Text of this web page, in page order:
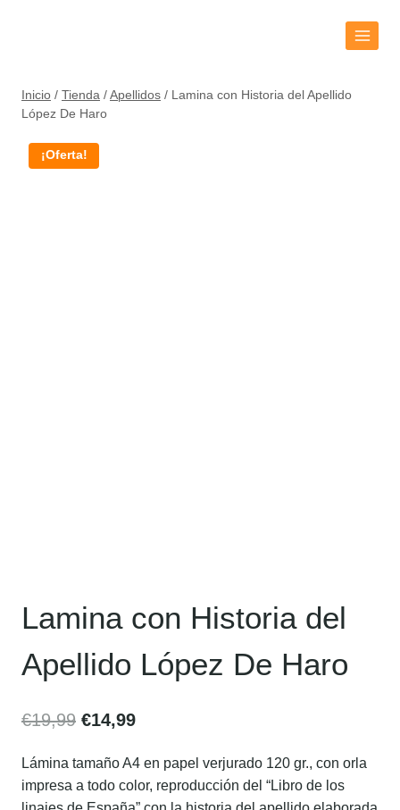
Inicio / Tienda / Apellidos / Lamina con Historia del Apellido
López De Haro
¡Oferta!
Lamina con Historia del
Apellido López De Haro
€19,99 €14,99
Lámina tamaño A4 en papel verjurado 120 gr., con orla
impresa a todo color, reproducción del “Libro de los